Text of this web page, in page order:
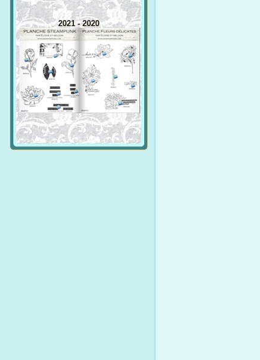
2021 - 2020